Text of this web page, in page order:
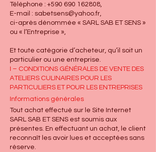
Téléphone : +590 690 162808
E-mail : sabetsens@yahoo.fr
ci-après dénommée « SARL SAB ET SENS »
ou « l’Entreprise »,
Et toute catégorie d’acheteur, qu’il soit un
particulier ou une entreprise.
I – CONDITIONS GÉNÉRALES DE VENTE DES
ATELIERS CULINAIRES POUR LES
PARTICULIERS ET POUR LES ENTREPRISES
Informations générales
Tout achat effectué sur le Site Internet
SARL SAB ET SENS est soumis aux
présentes. En effectuant un achat, le client
reconnaît les avoir lues et acceptées sans
réserve.